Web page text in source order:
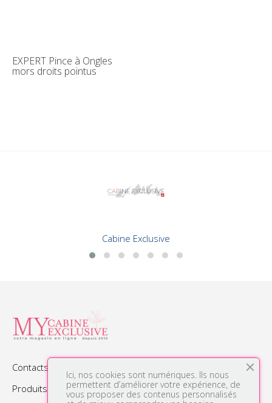
EXPERT Pince à Ongles
mors droits pointus
Cabine Exclusive
Contacts 
Produits
Ici, nos cookies sont numériques. Ils nous
permettent d’améliorer votre expérience, de
vous proposer des contenus personnalisés